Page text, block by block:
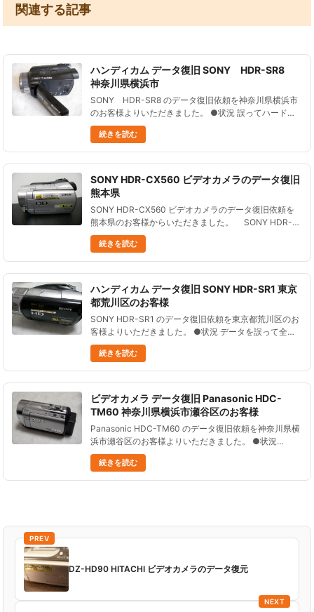
関連する記事
ハンディカム データ復旧 SONY HDR-SR8
神奈川県横浜市
SONY HDR-SR8 のデータ復旧依頼を神奈川県横浜市
のお客様よりいただきました。 ●状況 誤ってハードデ
ィスクに撮影したデータを全て初期化してしまった。
市販の復旧ソフトで試みたが復旧できなかった。 なん
とかデータ......
続きを読む
SONY HDR-CX560 ビデオカメラのデータ復旧
熊本県
SONY HDR-CX560 ビデオカメラのデータ復旧依頼を
熊本県のお客様からいただきました。 SONY HDR-
CX560 ビデオカメラの内蔵メモリーにデータを撮影し
てきた。 空き容量が少な......
続きを読む
ハンディカム データ復旧 SONY HDR-SR1 東京
都荒川区のお客様
SONY HDR-SR1 のデータ復旧依頼を東京都荒川区のお
客様よりいただきました。 ●状況 データを誤って全消
去した。 子供の成長記録を撮影していたので、復旧を
お願いできるだろうか？ ●データ復元処理の結果 およ
そ３時......
続きを読む
ビデオカメラ データ復旧 Panasonic HDC-
TM60 神奈川県横浜市瀬谷区のお客様
Panasonic HDC-TM60 のデータ復旧依頼を神奈川県横
浜市瀬谷区のお客様よりいただきました。 ●状況
Panasonic HDC-TM60で家族のデータ等撮影していた
のだが、誤ってデータを消去した。 ●データ......
続きを読む
PREV
DZ-HD90 HITACHI ビデオカメラのデータ復元
NEXT